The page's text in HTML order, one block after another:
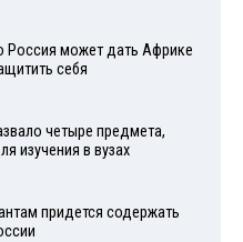
Россия может дать Африке
себя
четыре предмета,
изучения в вузах
придется содержать